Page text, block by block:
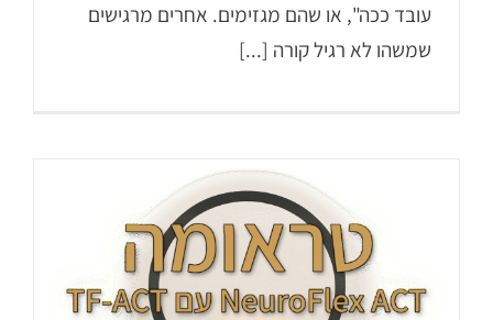
עובד ככה", או שהם מגזימים. אחרים מרגישים
שמשהו לא רגיל קורה [...]